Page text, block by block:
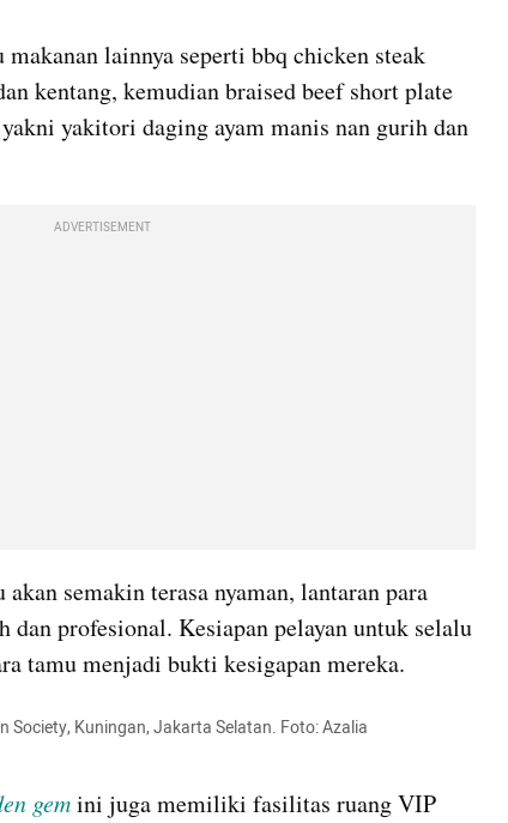
makanan lainnya seperti bbq chicken steak
kentang, kemudian braised beef short plate
yakitori daging ayam manis nan gurih dan
ADVERTISEMENT
semakin terasa nyaman, lantaran para
dan profesional. Kesiapan pelayan untuk selalu
tamu menjadi bukti kesigapan mereka.
Society, Kuningan, Jakarta Selatan. Foto: Azalia
gem ini juga memiliki fasilitas ruang VIP